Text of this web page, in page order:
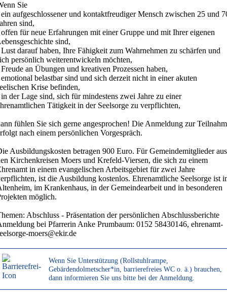
Sie
aufgeschlossener und kontaktfreudiger Mensch zwischen 25 und
sind,
für neue Erfahrungen mit einer Gruppe und mit Ihrer eigenen
sind,
darauf haben, Ihre Fähigkeit zum Wahrnehmen zu schärfen und
persönlich weiterentwickeln möchten,
an Übungen und kreativen Prozessen haben,
belastbar sind und sich derzeit nicht in einer akuten
Krise befinden,
der Lage sind, sich für mindestens zwei Jahre zu einer
Tätigkeit in der Seelsorge zu verpflichten,
fühlen Sie sich gerne angesprochen! Die Anmeldung zur
nach einem persönlichen Vorgespräch.
Ausbildungskosten betragen 900 Euro. Für Gemeindemitglieder aus
Kirchenkreisen Moers und Krefeld-Viersen, die sich zu einem
in einem evangelischen Arbeitsgebiet für zwei Jahre
ist die Ausbildung kostenlos. Ehrenamtliche Seelsorge ist
im Krankenhaus, in der Gemeindearbeit und in besonderen
möglich.
Abschluss - Präsentation der persönlichen Abschlussberichte
bei Pfarrerin Anke Prumbaum: 0152 58430146, ehrenamt-
moers@ekir.de
Wenn Sie Unterstützung (Rollstuhlrampe,
Gebärdendolmetscher*in, barrierefreies WC o. ä.) brauchen,
dann informieren Sie uns bitte bei der Anmeldung.